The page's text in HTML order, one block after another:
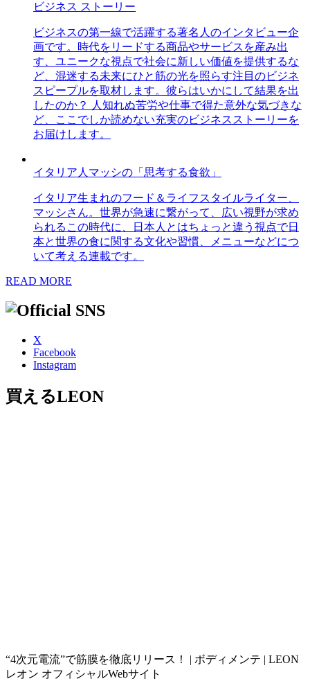
ビジネス ストーリー
ビジネスの第一線で活躍する著名人のインタビュー企
画です。時代をリードする商品やサービスを産み出
す、ユニークな視点で社会に新しい価値を提供するな
ど、混迷する未来にひと筋の光を照らす注目のビジネ
スピープルを取材します。彼らはいかにして結果を出
したのか？ 人知れぬ苦労や仕事で得た意外な気づきな
ど、ここでしか読めない充実のビジネスストーリーを
お届けします。
イタリア人マッシの「思考する食欲」
イタリア生まれのフード＆ライフスタイルライター、
マッシさん。世界が急速に繋がって、広い視野が求め
られるこの時代に、日本人とはちょっと違う視点で日
本と世界の食に関する文化や習慣、メニューなどにつ
いて考える連載です。
READ MORE
X
Facebook
Instagram
買えるLEON
“4次元電流”で筋膜を徹底リリース！ | ボディメンテ | LEON
レオン オフィシャルWebサイト